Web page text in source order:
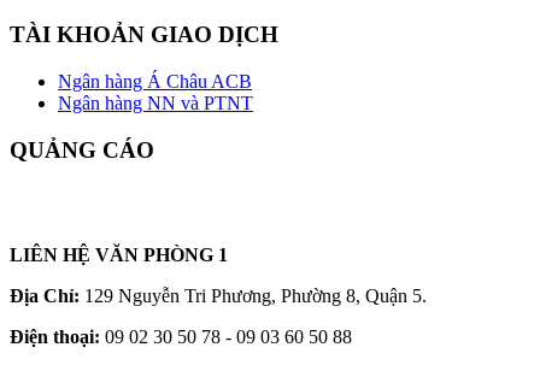
TÀI KHOẢN GIAO DỊCH
Ngân hàng Á Châu ACB
Ngân hàng NN và PTNT
QUẢNG CÁO
LIÊN HỆ VĂN PHÒNG 1
Địa Chỉ: 129 Nguyễn Tri Phương, Phường 8, Quận 5.
Điện thoại: 09 02 30 50 78 - 09 03 60 50 88